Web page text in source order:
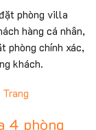
phòng villa
hàng cá nhân,
phòng chính xác,
khách.
4 phòng